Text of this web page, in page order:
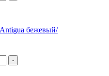
бежевый/
-